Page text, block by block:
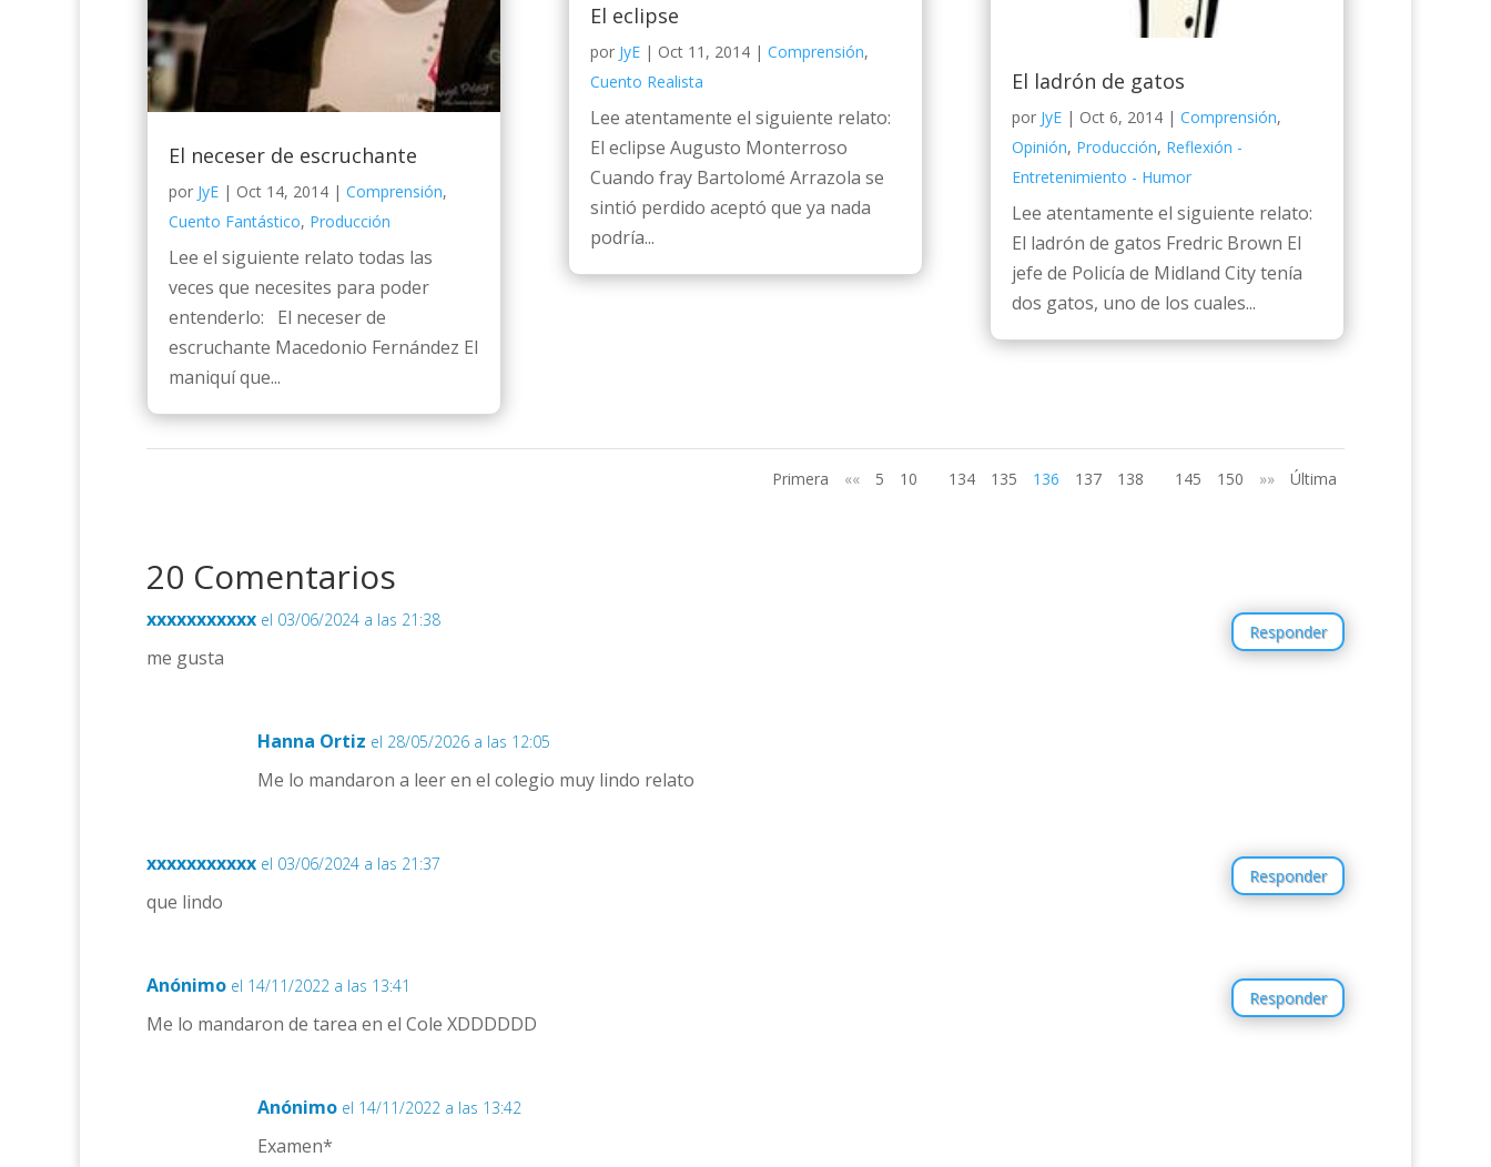
El neceser de escruchante
por JyE | Oct 14, 2014 | Comprensión,
Cuento Fantástico, Producción
Lee el siguiente relato todas las
veces que necesites para poder
entenderlo: El neceser de
escruchante Macedonio Fernández El
maniquí que...
El eclipse
por JyE| Oct 11, 2014| Comprensión,
Cuento Realista
Lee atentamente el siguiente relato:
El eclipse Augusto Monterroso
Cuando fray Bartolomé Arrazola se
sintió perdido aceptó que ya nada
podría...
El ladrón de gatos
por JyE| Oct 6, 2014| Comprensión,
Opinión, Producción, Reflexión -
Entretenimiento - Humor
Lee atentamente el siguiente relato:
El ladrón de gatos Fredric Brown El
jefe de Policía de Midland City tenía
dos gatos, uno de los cuales...
Primera «« 5 10 134 135 136 137 138 145 150 »» Última
20 Comentarios
xxxxxxxxxxx el 03/06/2024 a las 21:38
me gusta
Responder
Hanna Ortiz el 28/05/2026 a las 12:05
Me lo mandaron a leer en el colegio muy lindo relato
xxxxxxxxxxx el 03/06/2024 a las 21:37
que lindo
Responder
Anónimo el 14/11/2022 a las 13:41
Me lo mandaron de tarea en el Cole XDDDDDD
Responder
Anónimo el 14/11/2022 a las 13:42
Examen*